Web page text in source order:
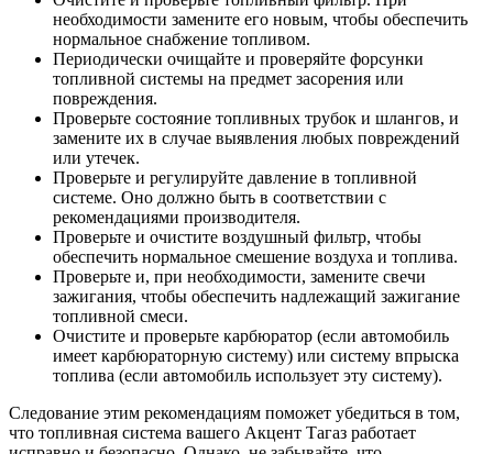
необходимости замените его новым, чтобы обеспечить
нормальное снабжение топливом.
Периодически очищайте и проверяйте форсунки
топливной системы на предмет засорения или
повреждения.
Проверьте состояние топливных трубок и шлангов, и
замените их в случае выявления любых повреждений
или утечек.
Проверьте и регулируйте давление в топливной
системе. Оно должно быть в соответствии с
рекомендациями производителя.
Проверьте и очистите воздушный фильтр, чтобы
обеспечить нормальное смешение воздуха и топлива.
Проверьте и, при необходимости, замените свечи
зажигания, чтобы обеспечить надлежащий зажигание
топливной смеси.
Очистите и проверьте карбюратор (если автомобиль
имеет карбюраторную систему) или систему впрыска
топлива (если автомобиль использует эту систему).
Следование этим рекомендациям поможет убедиться в том,
что топливная система вашего Акцент Тагаз работает